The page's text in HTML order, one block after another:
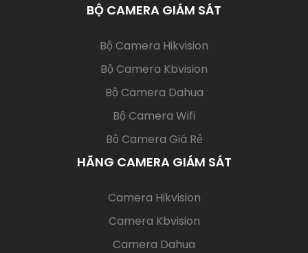
BỘ CAMERA GIÁM SÁT
Bộ Camera Hikvision
Bộ Camera Kbvision
Bộ Camera Dahua
Bộ Camera Wifi
Bộ Camera Giá Rẻ
HÃNG CAMERA GIÁM SÁT
Camera Hikvision(current)
Camera Kbvision
Camera Dahua